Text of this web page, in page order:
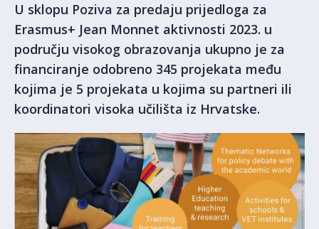
U sklopu Poziva za predaju prijedloga za
Erasmus+ Jean Monnet aktivnosti 2023. u
području visokog obrazovanja ukupno je za
financiranje odobreno 345 projekata među
kojima je 5 projekata u kojima su partneri ili
koordinatori visoka učilišta iz Hrvatske.